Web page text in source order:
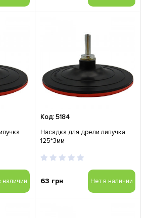
наличии
Код: 5184
Насадка для дрели липучка
125*3мм
63 грн Нет в наличии